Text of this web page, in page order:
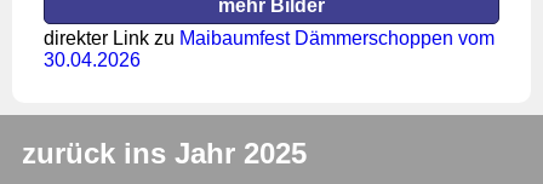
mehr Bilder
direkter Link zu Maibaumfest Dämmerschoppen vom
30.04.2026
zurück ins Jahr 2025